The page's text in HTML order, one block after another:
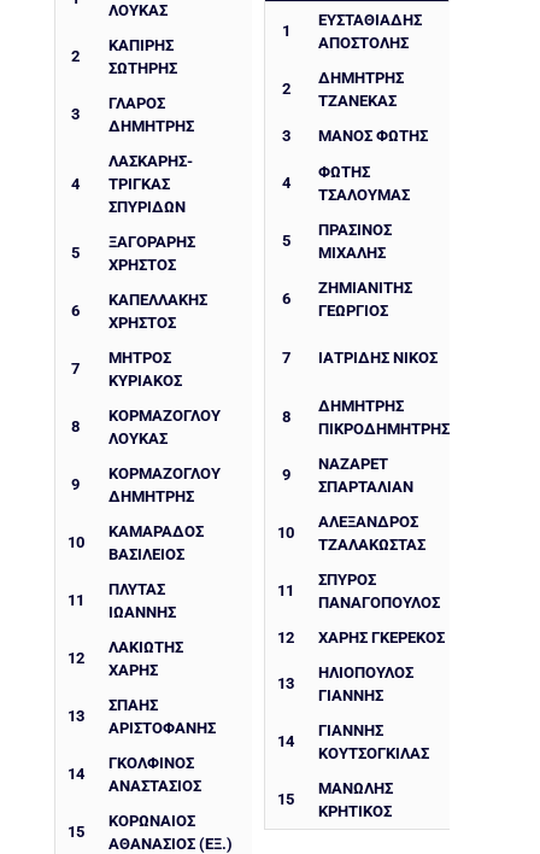
ΛΟΥΚΆΣ
2
ΚΑΠΊΡΗΣ
ΣΩΤΉΡΗΣ
3
ΓΛΆΡΟΣ
ΔΗΜΉΤΡΗΣ
4
ΛΆΣΚΑΡΗΣ-
ΤΡΊΓΚΑΣ
ΣΠΥΡΊΔΩΝ
5
ΞΑΓΟΡΆΡΗΣ
ΧΡΉΣΤΟΣ
6
ΚΑΠΕΛΛΆΚΗΣ
ΧΡΉΣΤΟΣ
7
ΜΉΤΡΟΣ
ΚΥΡΙΆΚΟΣ
8
ΚΟΡΜΆΖΟΓΛΟΥ
ΛΟΥΚΆΣ
9
ΚΟΡΜΆΖΟΓΛΟΥ
ΔΗΜΉΤΡΗΣ
10
ΚΑΜΑΡΆΔΟΣ
ΒΑΣΊΛΕΙΟΣ
11
ΠΛΥΤΆΣ
ΙΩΆΝΝΗΣ
12
ΛΑΚΙΏΤΗΣ
ΧΆΡΗΣ
13
ΣΠΑΉΣ
ΑΡΙΣΤΟΦΆΝΗΣ
14
ΓΚΟΛΦΊΝΟΣ
ΑΝΑΣΤΆΣΙΟΣ
15
ΚΟΡΩΝΑΊΟΣ
ΑΘΑΝΆΣΙΟΣ (ΕΞ.)
1
ΕΥΣΤΑΘΙΑΔΗΣ
ΑΠΟΣΤΟΛΗΣ
2
ΔΗΜΉΤΡΗΣ
ΤΖΑΝΈΚΑΣ
3
ΜΑΝΟΣ ΦΩΤΗΣ
4
ΦΏΤΗΣ
ΤΣΑΛΟΥΜΆΣ
5
ΠΡΑΣΙΝΟΣ
ΜΙΧΑΛΗΣ
6
ΖΗΜΙΑΝΙΤΗΣ
ΓΕΩΡΓΙΟΣ
7 ΙΑΤΡΙΔΗΣ ΝΙΚΟΣ
8
ΔΗΜΉΤΡΗΣ
ΠΙΚΡΟΔΗΜΉΤΡΗΣ
9
ΝΑΖΑΡΈΤ
ΣΠΑΡΤΑΛΙΆΝ
10
ΑΛΈΞΑΝΔΡΟΣ
ΤΖΑΛΑΚΏΣΤΑΣ
11
ΣΠΎΡΟΣ
ΠΑΝΑΓΌΠΟΥΛΟΣ
12
ΧΆΡΗΣ ΓΚΕΡΈΚΟΣ
13
ΗΛΙΟΠΟΥΛΟΣ
ΓΙΑΝΝΗΣ
14
ΓΙΑΝΝΗΣ
ΚΟΥΤΣΟΓΚΙΛΑΣ
15
ΜΑΝΩΛΗΣ
ΚΡΗΤΙΚΟΣ